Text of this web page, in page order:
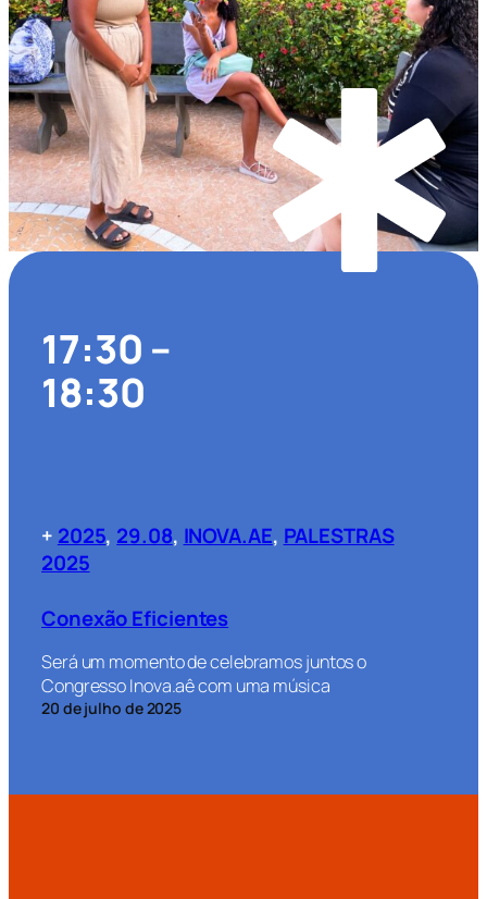
17:30 –
18:30
+ 2025, 29.08, INOVA.AE, PALESTRAS
2025
Conexão Eficientes
Será um momento de celebramos juntos o
Congresso Inova.aê com uma música
20 de julho de 2025